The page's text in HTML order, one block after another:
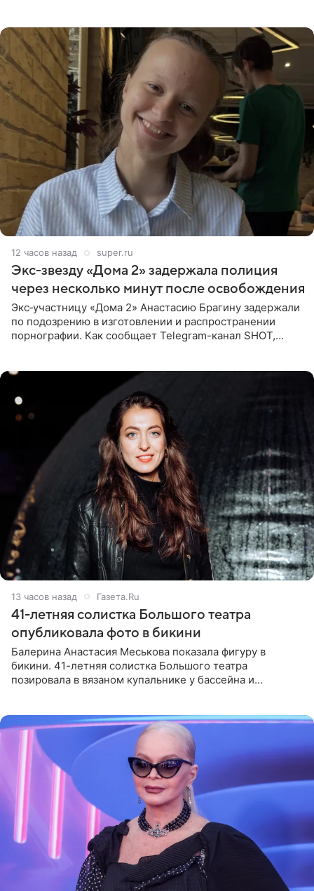
12 часов назад super.ru
Экс‑звезду «Дома 2» задержала полиция
через несколько минут после освобождения
Экс‑участницу «Дома 2» Анастасию Брагину задержали
по подозрению в изготовлении и распространении
порнографии. Как сообщает Telegram-канал SHOT,
13 часов назад Газета.Ru
41-летняя солистка Большого театра
опубликовала фото в бикини
Балерина Анастасия Меськова показала фигуру в
бикини. 41-летняя солистка Большого театра
позировала в вязаном купальнике у бассейна и